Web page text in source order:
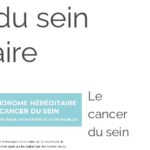
sein
Le
cancer
du sein